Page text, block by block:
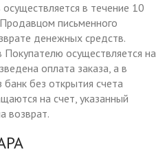
в течение 10
письменного
денежных средств.
осуществляется на
оплата заказа, а в
банк без открытия счета
на счет, указанный
возврат.